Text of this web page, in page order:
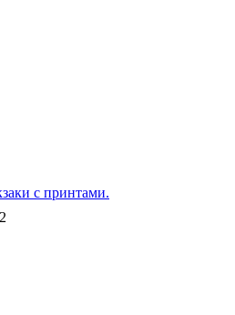
с принтами.